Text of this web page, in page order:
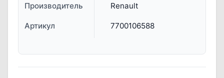
Производитель Renault
Артикул 7700106588